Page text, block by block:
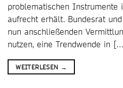
problematischen Instrumente
aufrecht erhält. Bundesrat
nun anschließenden
nutzen, eine Trendwende in
WEITERLESEN →